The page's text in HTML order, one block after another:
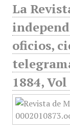
La
oficios,
1884,